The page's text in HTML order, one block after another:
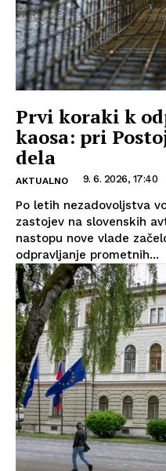
Prvi koraki k
kaosa: pri
dela
AKTUALNO 9. 6. 2026, 17:40
Po letih nezadovoljstva
zastojev na slovenskih
nastopu nove vlade
odpravljanje prometnih...